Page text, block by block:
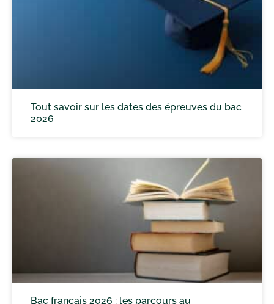
Tout savoir sur les dates des épreuves du bac
2026
Bac français 2026 : les parcours au